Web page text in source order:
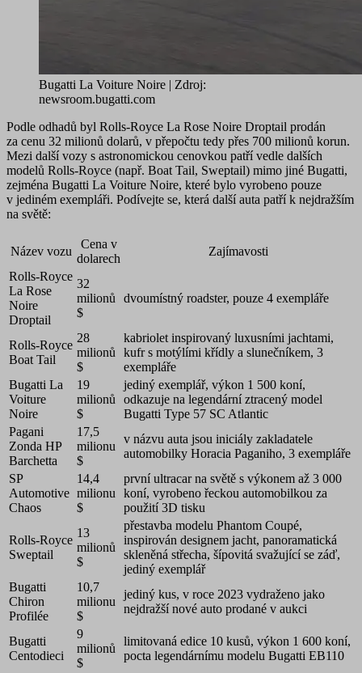
Bugatti La Voiture Noire | Zdroj:
newsroom.bugatti.com
Podle odhadů byl Rolls-Royce La Rose Noire Droptail prodán
za cenu 32 milionů dolarů, v přepočtu tedy přes 700 milionů korun.
Mezi další vozy s astronomickou cenovkou patří vedle dalších
modelů Rolls-Royce (např. Boat Tail, Sweptail) mimo jiné Bugatti,
zejména Bugatti La Voiture Noire, které bylo vyrobeno pouze
v jediném exempláři. Podívejte se, která další auta patří k nejdražším
na světě:
Název vozu
Cena v
dolarech
Zajímavosti
Rolls-Royce
La Rose
Noire
Droptail
32
milionů
$
dvoumístný roadster, pouze 4 exempláře
Rolls-Royce
Boat Tail
28
milionů
$
kabriolet inspirovaný luxusními jachtami,
kufr s motýlími křídly a slunečníkem, 3
exempláře
Bugatti La
Voiture
Noire
19
milionů
$
jediný exemplář, výkon 1 500 koní,
odkazuje na legendární ztracený model
Bugatti Type 57 SC Atlantic
Pagani
Zonda HP
Barchetta
17,5
milionu
$
v názvu auta jsou iniciály zakladatele
automobilky Horacia Paganiho, 3 exempláře
SP
Automotive
Chaos
14,4
milionu
$
první ultracar na světě s výkonem až 3 000
koní, vyrobeno řeckou automobilkou za
použití 3D tisku
Rolls-Royce
Sweptail
13
milionů
$
přestavba modelu Phantom Coupé,
inspirován designem jacht, panoramatická
skleněná střecha, šípovitá svažující se záď,
jediný exemplář
Bugatti
Chiron
Profilée
10,7
milionu
$
jediný kus, v roce 2023 vydraženo jako
nejdražší nové auto prodané v aukci
Bugatti
Centodieci
9
milionů
$
limitovaná edice 10 kusů, výkon 1 600 koní,
pocta legendárnímu modelu Bugatti EB110